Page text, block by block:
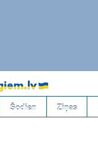
Šodien Ziņas